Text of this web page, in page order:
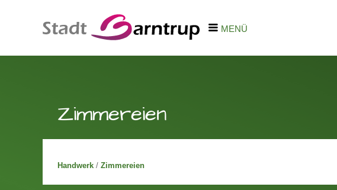
MENÜ
Zimmereien
Handwerk / Zimmereien